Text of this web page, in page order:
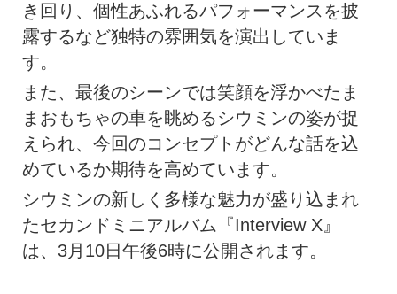
き回り、個性あふれるパフォーマンスを披
露するなど独特の雰囲気を演出していま
す。
また、最後のシーンでは笑顔を浮かべたま
まおもちゃの車を眺めるシウミンの姿が捉
えられ、今回のコンセプトがどんな話を込
めているか期待を高めています。
シウミンの新しく多様な魅力が盛り込まれ
たセカンドミニアルバム『Interview X』
は、3月10日午後6時に公開されます。